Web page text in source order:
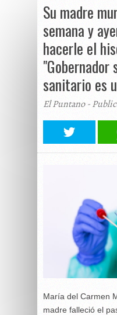
Su madre
semana y
hacerle el
sanitario es
El Puntano -
María del Carmen
madre falleció el